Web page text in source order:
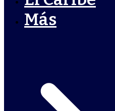
Más